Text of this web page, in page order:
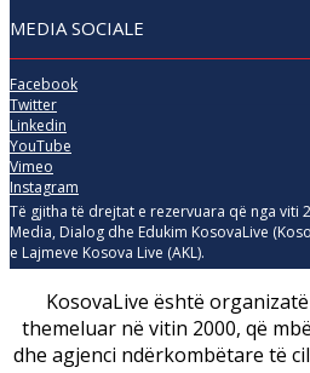
MEDIA SOCIALE
Facebook
Twitter
Linkedin
YouTube
Vimeo
Instagram
Të gjitha të drejtat e rezervuara që nga viti
Media, Dialog dhe Edukim KosovaLive
e Lajmeve Kosova Live (AKL).
KosovaLive është
themeluar në vitin 2000, që
dhe agjenci ndërkombëtare të